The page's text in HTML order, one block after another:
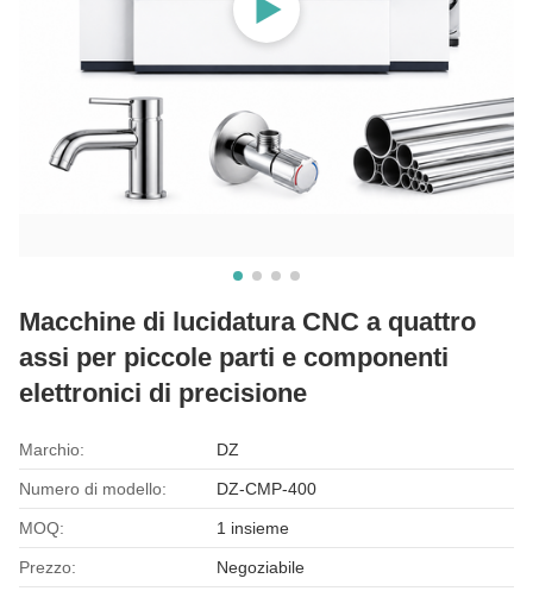
Macchine di lucidatura CNC a quattro
assi per piccole parti e componenti
elettronici di precisione
Marchio: DZ
Numero di modello: DZ-CMP-400
MOQ: 1 insieme
Prezzo: Negoziabile